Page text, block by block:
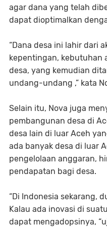
agar dana yang telah
dapat dioptimalkan
“Dana desa ini lahir dari
kepentingan, kebutuhan
desa, yang kemudian
undang-undang ,” kata
Selain itu, Nova juga
pembangunan desa di
desa lain di luar Aceh
ada banyak desa di luar
pengelolaan anggaran,
pendapatan bagi desa.
“Di Indonesia sekarang,
Kalau ada inovasi di
dapat mengadopsinya,